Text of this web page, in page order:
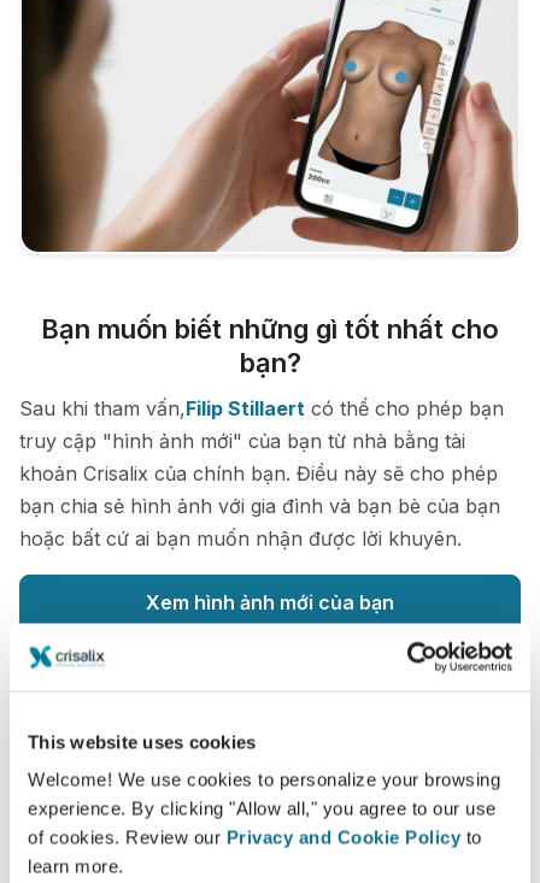
This website uses cookies
Welcome! We use cookies to personalize your browsing
experience. By clicking "Allow all," you agree to our use
of cookies. Review our Privacy and Cookie Policy to
learn more.
Bạn muốn biết những gì tốt nhất cho
bạn?
Sau khi tham vấn,Filip Stillaert có thể cho phép bạn
truy cập "hình ảnh mới" của bạn từ nhà bằng tài
khoản Crisalix của chính bạn. Điều này sẽ cho phép
bạn chia sẻ hình ảnh với gia đình và bạn bè của bạn
hoặc bất cứ ai bạn muốn nhận được lời khuyên.
Xem hình ảnh mới của bạn
Dễ dàng và an toàn
Crisalix cam kết bảo vệ quyền riêng tư của bạn
mọi lúc. Máy chủ của chúng tôi được mã hóa